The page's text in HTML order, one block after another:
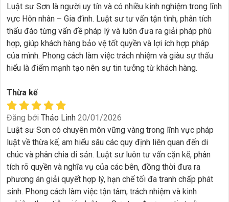
Luật sư Sơn là người uy tín và có nhiều kinh nghiệm trong lĩnh
vực Hôn nhân – Gia đình. Luật sư tư vấn tận tình, phân tích
thấu đáo từng vấn đề pháp lý và luôn đưa ra giải pháp phù
hợp, giúp khách hàng bảo vệ tốt quyền và lợi ích hợp pháp
của mình. Phong cách làm việc trách nhiệm và giàu sự thấu
hiểu là điểm mạnh tạo nên sự tin tưởng từ khách hàng.
Thừa kế
Đăng bởi Thảo Linh 20/01/2026
Luật sư Sơn có chuyên môn vững vàng trong lĩnh vực pháp
luật về thừa kế, am hiểu sâu các quy định liên quan đến di
chúc và phân chia di sản. Luật sư luôn tư vấn cặn kẽ, phân
tích rõ quyền và nghĩa vụ của các bên, đồng thời đưa ra
phương án giải quyết hợp lý, hạn chế tối đa tranh chấp phát
sinh. Phong cách làm việc tận tâm, trách nhiệm và kinh